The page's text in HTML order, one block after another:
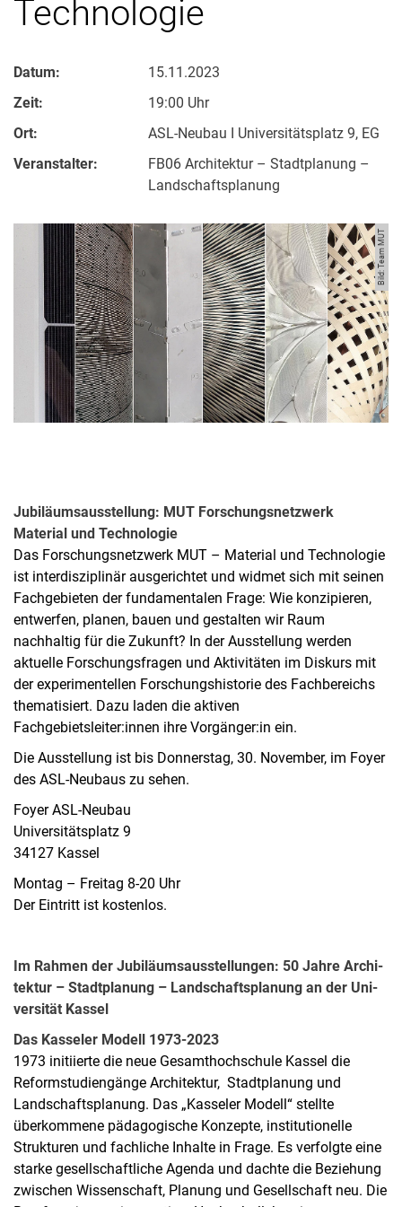
Technologie
Datum:
15.11.2023
Zeit:
19:00 Uhr
Ort:
ASL-Neubau I Universitätsplatz 9, EG
Veranstalter:
FB06 Ar­chi­tek­tur – Stadt­pla­nung –
Land­schafts­pla­nung
Bild: Team MUT
Jubiläumsausstellung: MUT Forschungsnetzwerk
Material und Technologie
Das Forschungsnetzwerk MUT – Material und Technologie
ist interdisziplinär ausgerichtet und widmet sich mit seinen
Fachgebieten der fundamentalen Frage: Wie konzipieren,
entwerfen, planen, bauen und gestalten wir Raum
nachhaltig für die Zukunft? In der Ausstellung werden
aktuelle Forschungsfragen und Aktivitäten im Diskurs mit
der experimentellen Forschungshistorie des Fachbereichs
thematisiert. Dazu laden die aktiven
Fachgebietsleiter:innen ihre Vorgänger:in ein.
Die Ausstellung ist bis Donnerstag, 30. November, im Foyer
des ASL-Neubaus zu sehen.
Foyer ASL-Neubau
Universitätsplatz 9
34127 Kassel
Montag – Freitag 8-20 Uhr
Der Eintritt ist kostenlos.
Im Rahmen der Ju­bi­lä­ums­aus­stel­lun­gen: 50 Jah­re Ar­chi­
tek­tur – Stadt­pla­nung – Land­schafts­pla­nung an der Uni­
versität Kas­sel
Das Kas­se­ler Mo­dell 1973-2023
1973 initiierte die neue Gesamthochschule Kassel die
Reformstudiengänge Architektur, Stadtplanung und
Landschaftsplanung. Das „Kasseler Modell“ stellte
überkommene pädagogische Konzepte, institutionelle
Strukturen und fachliche Inhalte in Frage. Es verfolgte eine
starke gesellschaftliche Agenda und dachte die Beziehung
zwischen Wissenschaft, Planung und Gesellschaft neu. Die